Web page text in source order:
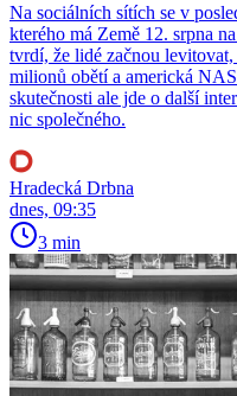
Na sociálních sítích se v
kterého má Země 12. srpna
tvrdí, že lidé začnou
milionů obětí a americká
skutečnosti ale jde o další
nic společného.
Hradecká Drbna
dnes, 09:35
3 min